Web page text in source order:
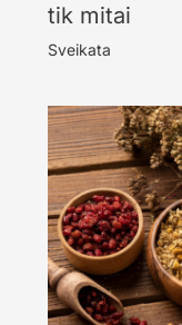
tik mitai
Sveikata